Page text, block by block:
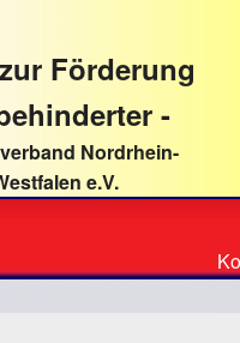
Förderung
-
Nordrhein-
e.V.